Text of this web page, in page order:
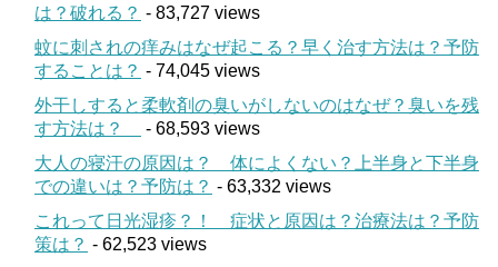
は？破れる？ - 83,727 views
蚊に刺されの痒みはなぜ起こる？早く治す方法は？予防
することは？ - 74,045 views
外干しすると柔軟剤の臭いがしないのはなぜ？臭いを残
す方法は？
- 68,593 views
大人の寝汗の原因は？ 体によくない？上半身と下半身
での違いは？予防は？ - 63,332 views
これって日光湿疹？！ 症状と原因は？治療法は？予防
策は？ - 62,523 views